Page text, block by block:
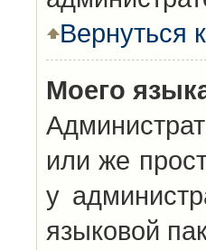
Вернуться
Моего
или же
у
языковой